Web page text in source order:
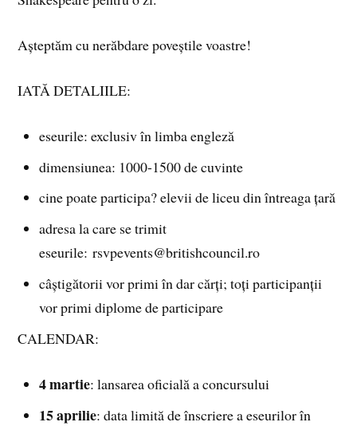
Așteptăm cu nerăbdare poveștile voastre!
IATĂ DETALIILE:
eseurile: exclusiv în limba engleză
dimensiunea: 1000-1500 de cuvinte
cine poate participa? elevii de liceu din întreaga țară
adresa la care se trimit
eseurile: rsvpevents@britishcouncil.ro
câștigătorii vor primi în dar cărți; toți participanții
vor primi diplome de participare
CALENDAR:
4 martie: lansarea oficială a concursului
15 aprilie: data limită de înscriere a eseurilor în